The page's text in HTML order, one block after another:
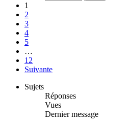
1
2
3
4
5
…
12
Suivante
Sujets
Réponses
Vues
Dernier message